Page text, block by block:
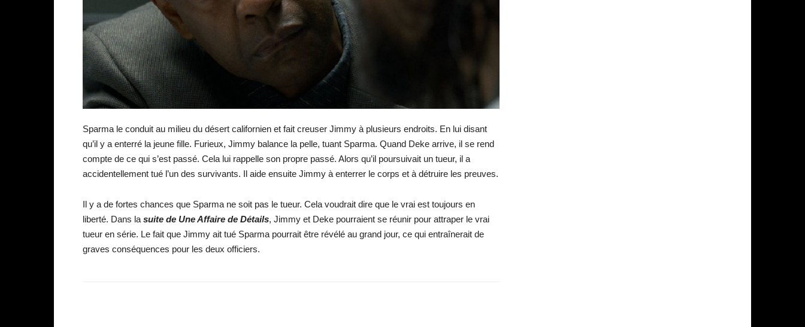
Sparma le conduit au milieu du désert californien et fait creuser Jimmy à plusieurs endroits. En lui disant
qu’il y a enterré la jeune fille. Furieux, Jimmy balance la pelle, tuant Sparma. Quand Deke arrive, il se rend
compte de ce qui s’est passé. Cela lui rappelle son propre passé. Alors qu’il poursuivait un tueur, il a
accidentellement tué l’un des survivants. Il aide ensuite Jimmy à enterrer le corps et à détruire les preuves.
Il y a de fortes chances que Sparma ne soit pas le tueur. Cela voudrait dire que le vrai est toujours en
liberté. Dans la suite de Une Affaire de Détails, Jimmy et Deke pourraient se réunir pour attraper le vrai
tueur en série. Le fait que Jimmy ait tué Sparma pourrait être révélé au grand jour, ce qui entraînerait de
graves conséquences pour les deux officiers.